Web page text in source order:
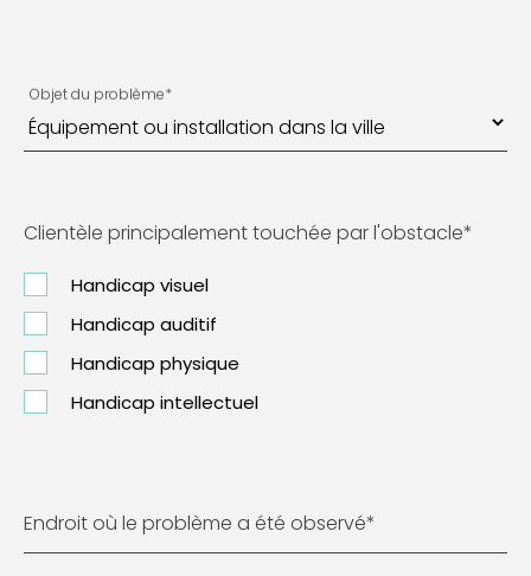
Objet du problème*
Clientèle principalement touchée par l'obstacle*
Handicap visuel
Handicap auditif
Handicap physique
Handicap intellectuel
Endroit où le problème a été observé*